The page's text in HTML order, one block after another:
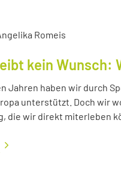
Romeis
kein Wunsch:
Jahren haben wir durch
unterstützt. Doch wir
die wir direkt miterleben